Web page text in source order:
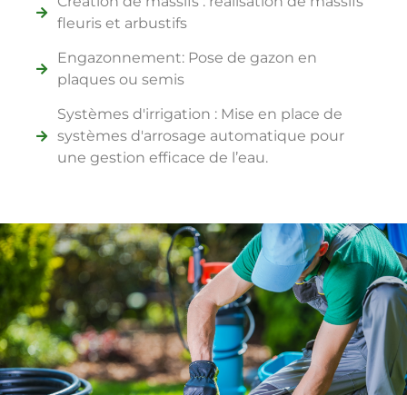
fleuris et arbustifs
Engazonnement: Pose de gazon en
plaques ou semis
Systèmes d'irrigation : Mise en place de
systèmes d'arrosage automatique pour
une gestion efficace de l’eau.